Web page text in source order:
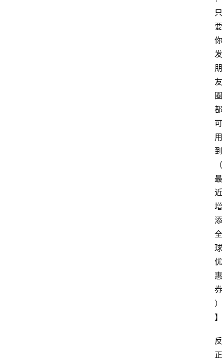
只
要
你
发
朋
友
圈
都
可
用
到
（
最
近
增
添
全
球
优
惠
券
）
】
反
正